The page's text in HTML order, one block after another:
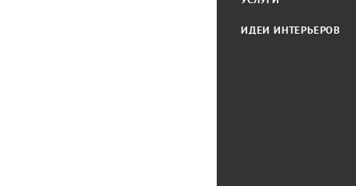
ИДЕИ ИНТЕРЬЕРОВ